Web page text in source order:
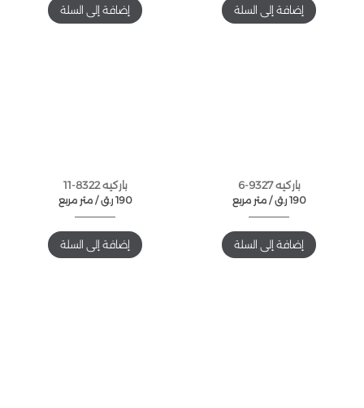
إضافة إلى السلة إضافة إلى السلة
باركيه 9327-6
متر مربع / 190 ر.ق
إضافة إلى السلة
باركيه 8322-11
متر مربع / 190 ر.ق
إضافة إلى السلة